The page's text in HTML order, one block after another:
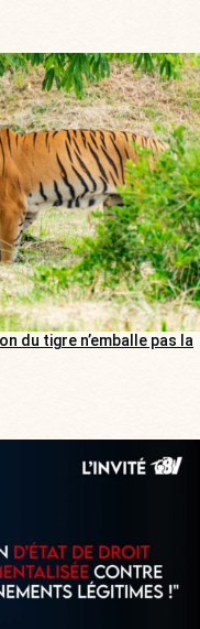
du tigre n’emballe pas la